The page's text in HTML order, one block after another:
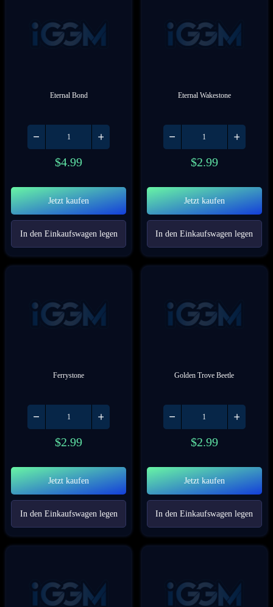
Eternal Bond
$4.99
Jetzt kaufen
In den Einkaufswagen legen
Eternal Wakestone
$2.99
Jetzt kaufen
In den Einkaufswagen legen
Ferrystone
$2.99
Jetzt kaufen
In den Einkaufswagen legen
Golden Trove Beetle
$2.99
Jetzt kaufen
In den Einkaufswagen legen